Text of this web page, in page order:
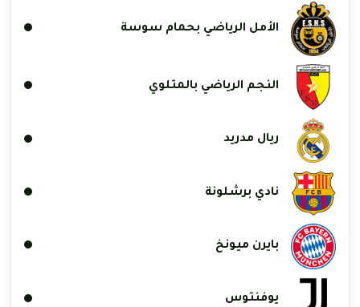
الأمل الرياضي بحمام سوسة
النجم الرياضي بالمتلوي
ريال مدريد
نادي برشلونة
بايرن ميونخ
يوفنتوس